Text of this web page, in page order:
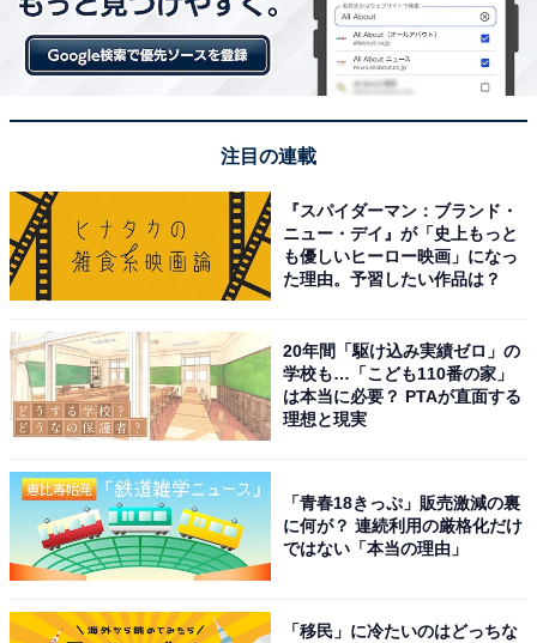
注目の連載
『スパイダーマン：ブランド・
ニュー・デイ』が「史上もっと
も優しいヒーロー映画」になっ
た理由。予習したい作品は？
20年間「駆け込み実績ゼロ」の
学校も…「こども110番の家」
は本当に必要？ PTAが直面する
理想と現実
「青春18きっぷ」販売激減の裏
に何が？ 連続利用の厳格化だけ
ではない「本当の理由」
「移民」に冷たいのはどっちな